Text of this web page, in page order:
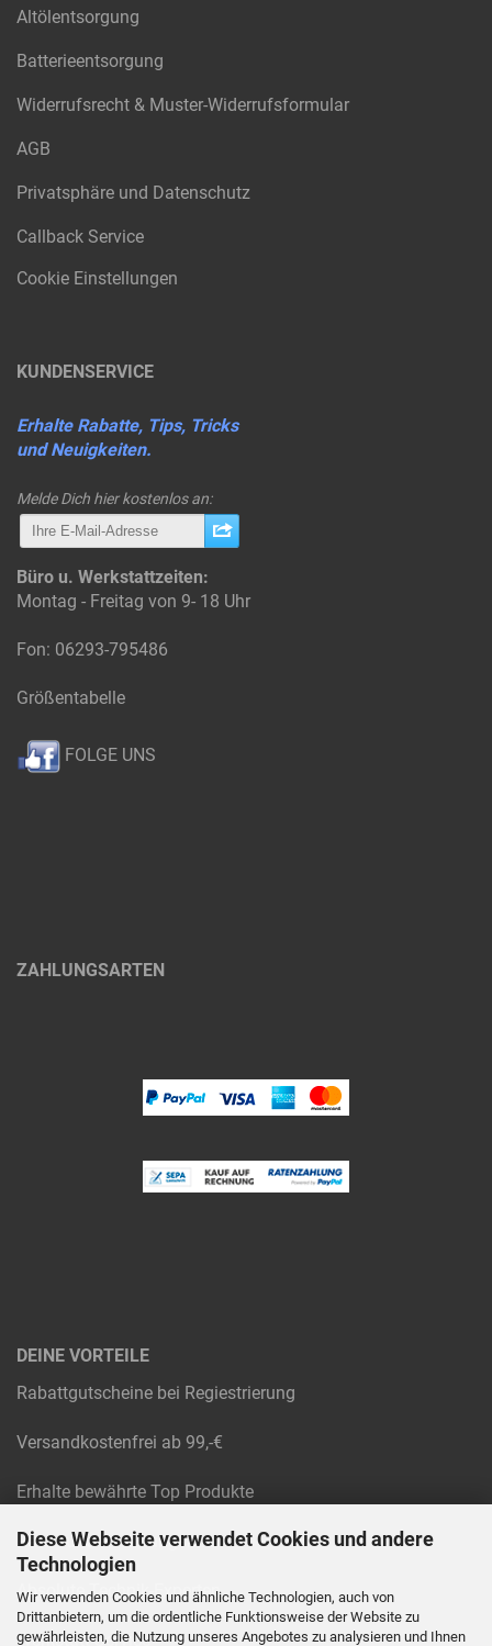
Diese Webseite verwendet Cookies und andere
Technologien
Wir verwenden Cookies und ähnliche Technologien, auch von
Drittanbietern, um die ordentliche Funktionsweise der Website zu
gewährleisten, die Nutzung unseres Angebotes zu analysieren und Ihnen
Altölentsorgung
Batterieentsorgung
Widerrufsrecht & Muster-Widerrufsformular
AGB
Privatsphäre und Datenschutz
Callback Service
Cookie Einstellungen
KUNDENSERVICE
Erhalte Rabatte, Tips, Tricks
und Neuigkeiten.
Melde Dich hier kostenlos an:
Büro u. Werkstattzeiten:
Montag - Freitag von 9- 18 Uhr
Fon: 06293-795486
Größentabelle
FOLGE UNS
ZAHLUNGSARTEN
DEINE VORTEILE
Rabattgutscheine bei Regiestrierung
Versandkostenfrei ab 99,-€
Erhalte bewährte Top Produkte
Raten und Rechnungskauf
Absolute Technik-Experten
Werkstatt Service